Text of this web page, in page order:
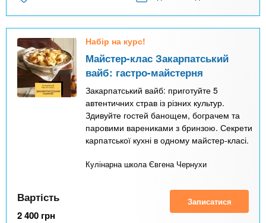
Набір на курс!
Майстер-клас Закарпатський
вайб: гастро-майстерня
Закарпатський вайб: приготуйте 5
автентичних страв із різних культур.
Здивуйте гостей банощем, бограчем та
паровими варениками з бринзою. Секрети
карпатської кухні в одному майстер-класі.
Кулінарна школа Євгена Чернухи
Вартість
2 400 грн
Записатися